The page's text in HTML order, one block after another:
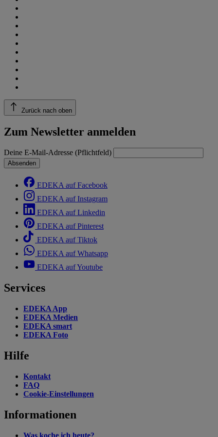
Zurück nach oben
Zum Newsletter anmelden
Deine E-Mail-Adresse (Pflichtfeld)
Absenden
EDEKA auf Facebook
EDEKA auf Instagram
EDEKA auf Linkedin
EDEKA auf Pinterest
EDEKA auf Tiktok
EDEKA auf Whatsapp
EDEKA auf Youtube
Services
EDEKA App
EDEKA Medien
EDEKA smart
EDEKA Foto
Hilfe
Kontakt
FAQ
Cookie-Einstellungen
Informationen
Was koche ich heute?